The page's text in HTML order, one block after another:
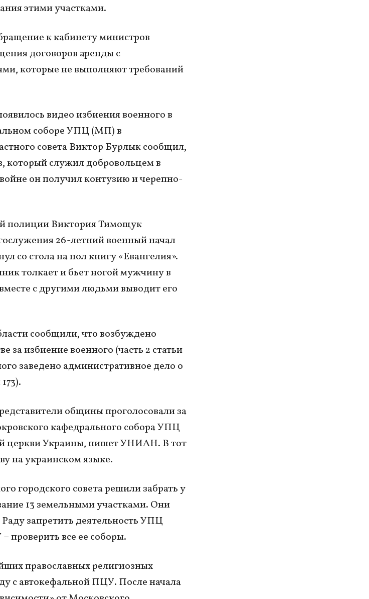
этими участками.
к кабинету министров
договоров аренды с
которые не выполняют требований
видео избиения военного в
соборе УПЦ (МП) в
совета Виктор Бурлык сообщил,
который служил добровольцем в
войне он получил контузию и черепно-
полиции Виктория Тимощук
26-летний военный начал
со стола на пол книгу «Евангелия».
толкает и бьет ногой мужчину в
с другими людьми выводит его
сообщили, что возбуждено
за избиение военного (часть 2 статьи
заведено административное дело о
общины проголосовали за
кафедрального собора УПЦ
церкви Украины, пишет УНИАН. В тот
на украинском языке.
городского совета решили забрать у
13 земельными участками. Они
запретить деятельность УПЦ
все ее соборы.
православных религиозных
с автокефальной ПЦУ. После начала